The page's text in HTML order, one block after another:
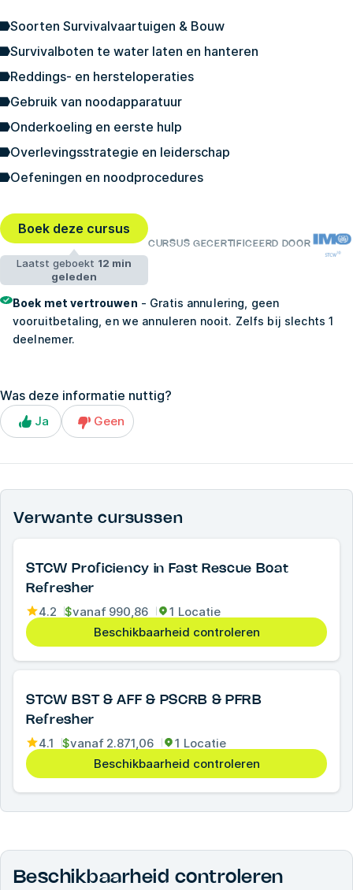
Soorten Survivalvaartuigen & Bouw
Survivalboten te water laten en hanteren
Reddings- en hersteloperaties
Gebruik van noodapparatuur
Onderkoeling en eerste hulp
Overlevingsstrategie en leiderschap
Oefeningen en noodprocedures
Boek deze cursus
Laatst geboekt 12 min
geleden
CURSUS GECERTIFICEERD DOOR
Boek met vertrouwen - Gratis annulering, geen
vooruitbetaling, en we annuleren nooit. Zelfs bij slechts 1
deelnemer.
Was deze informatie nuttig?
Ja Geen
Verwante cursussen
STCW Proficiency in Fast Rescue Boat
Refresher
4.2 $vanaf 990,86
1 Locatie
Beschikbaarheid controleren
STCW BST & AFF & PSCRB & PFRB
Refresher
4.1 $vanaf 2.871,06
1 Locatie
Beschikbaarheid controleren
Beschikbaarheid controleren